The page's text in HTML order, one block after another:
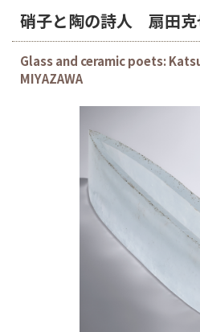
硝子と陶の詩人 扇田克
Glass and ceramic poets:
MIYAZAWA